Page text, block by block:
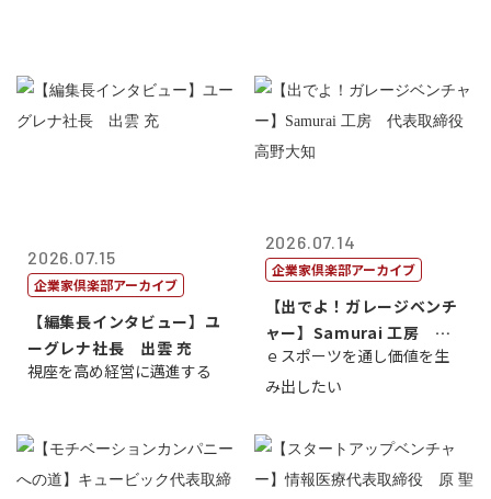
2026.07.15
企業家倶楽部アーカイブ
【編集長インタビュー】ユ
ーグレナ社長 出雲 充
視座を高め経営に邁進する
2026.07.14
企業家倶楽部アーカイブ
【出でよ！ガレージベンチ
ャー】Samurai 工房 代
表取締...
ｅスポーツを通し価値を生
み出したい